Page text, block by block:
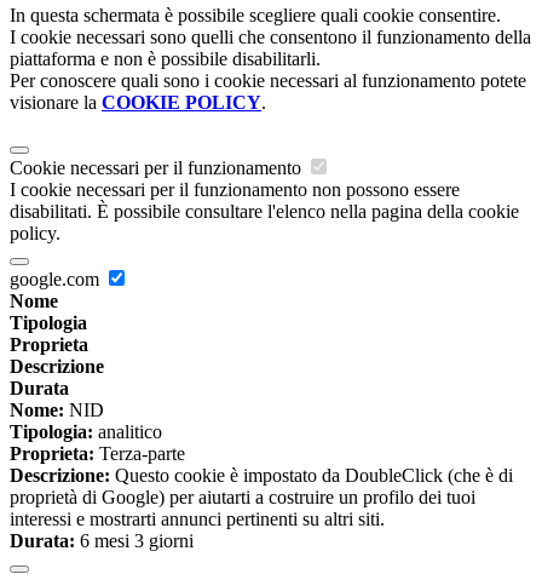
In questa schermata è possibile scegliere quali cookie consentire.
I cookie necessari sono quelli che consentono il funzionamento della
piattaforma e non è possibile disabilitarli.
Per conoscere quali sono i cookie necessari al funzionamento potete
visionare la COOKIE POLICY.
Cookie necessari per il funzionamento
I cookie necessari per il funzionamento non possono essere
disabilitati. È possibile consultare l'elenco nella pagina della cookie
policy.
google.com
Nome
Tipologia
Proprieta
Descrizione
Durata
Nome: NID
Tipologia: analitico
Proprieta: Terza-parte
Descrizione: Questo cookie è impostato da DoubleClick (che è di
proprietà di Google) per aiutarti a costruire un profilo dei tuoi
interessi e mostrarti annunci pertinenti su altri siti.
Durata: 6 mesi 3 giorni